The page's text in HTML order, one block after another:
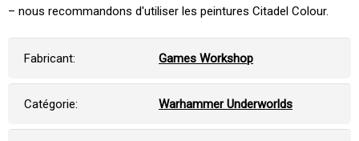
– nous recommandons d'utiliser les peintures Citadel Colour.
Fabricant: Games Workshop
Catégorie: Warhammer Underworlds